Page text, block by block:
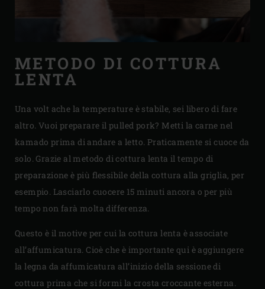
METODO DI COTTURA
LENTA
Una volt ache la temperature è stabile, sei libero di fare
altro. Vuoi preparare il pulled pork? Metti la carne nel
kamado prima di andare a letto. Praticamente si cuoce da
solo. Grazie al metodo di cottura lenta il tempo di
preparazione è più flessibile della cottura alla griglia, per
esempio. Lasciarlo cuocere 15 minuti ancora o per più
tempo non farà molta differenza.
Questo è il motive per cui la cottura lenta è associate
all’affumicatura. Cioè che è importante qui è aggiungere
la legna da affumicatura all’inizio della sessione di
cottura prima che si formi la crosta croccante esterna.